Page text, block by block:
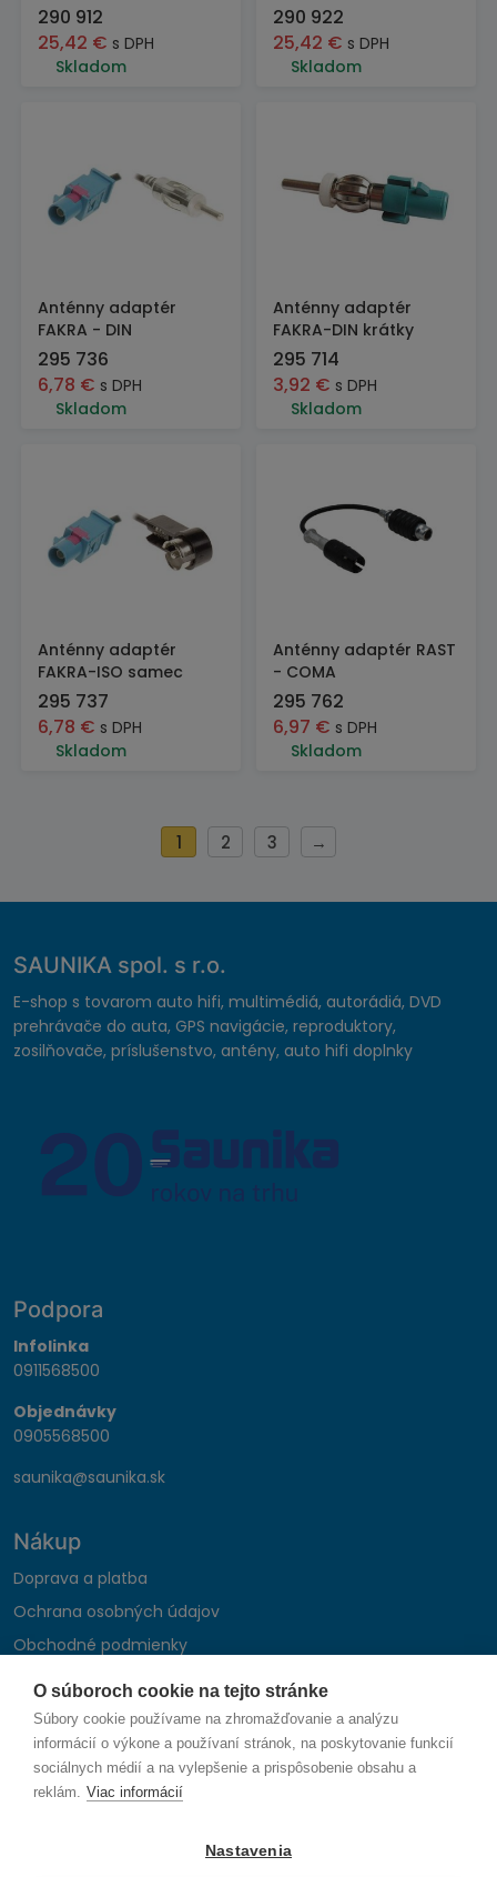
O súboroch cookie na tejto stránke
Súbory cookie používame na zhromažďovanie a analýzu
informácií o výkone a používaní stránok, na poskytovanie funkcií
sociálnych médií a na vylepšenie a prispôsobenie obsahu a
reklám. Viac informácií
Nastavenia
290 912
25,42 € s DPH
Skladom
290 922
25,42 € s DPH
Skladom
Anténny adaptér
FAKRA - DIN
295 736
6,78 € s DPH
Skladom
Anténny adaptér
FAKRA-DIN krátky
295 714
3,92 € s DPH
Skladom
Anténny adaptér
FAKRA-ISO samec
295 737
6,78 € s DPH
Skladom
Anténny adaptér RAST
- COMA
295 762
6,97 € s DPH
Skladom
1 2 3 →
SAUNIKA spol. s r.o.
E-shop s tovarom auto hifi, multimédiá, autorádiá, DVD
prehrávače do auta, GPS navigácie, reproduktory,
zosilňovače, príslušenstvo, antény, auto hifi doplnky
Podpora
Infolinka
0911568500
Objednávky
0905568500
saunika@saunika.sk
Nákup
Doprava a platba
Ochrana osobných údajov
Obchodné podmienky
Reklamačný poriadok
Montáž autohifi
Formulár na odstúpenie od zmluvy
Sledujte nás